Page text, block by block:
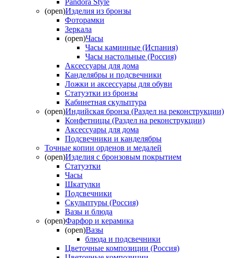
Pandora Style
(open)Изделия из бронзы
Фоторамки
Зеркала
(open)Часы
Часы каминные (Испания)
Часы настольные (Россия)
Аксессуары для дома
Канделябры и подсвечники
Ложки и аксессуары для обуви
Статуэтки из бронзы
Кабинетная скульптура
(open)Индийская бронза (Раздел на реконструкции)
Конфетницы (Раздел на реконструкции)
Аксессуары для дома
Подсвечники и канделябры
Точные копии орденов и медалей
(open)Изделия с бронзовым покрытием
Статуэтки
Часы
Шкатулки
Подсвечники
Скульптуры (Россия)
Вазы и блюда
(open)Фарфор и керамика
(open)Вазы
блюда и подсвечники
Цветочные композиции (Россия)